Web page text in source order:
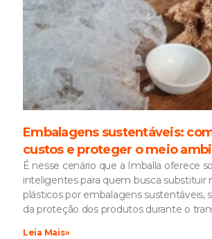
Embalagens sustentáveis:
custos e proteger o meio
É nesse cenário que a Imballa oferece
inteligentes para quem busca substituir
plásticos por embalagens sustentáveis,
da proteção dos produtos durante o
Leia Mais»